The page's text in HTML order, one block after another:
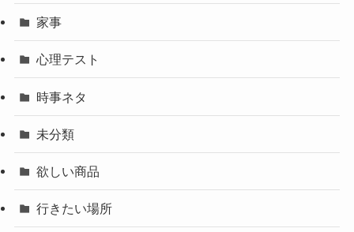
家事
心理テスト
時事ネタ
未分類
欲しい商品
行きたい場所